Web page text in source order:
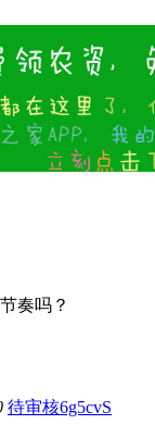
奏吗？
待审核6g5cvS